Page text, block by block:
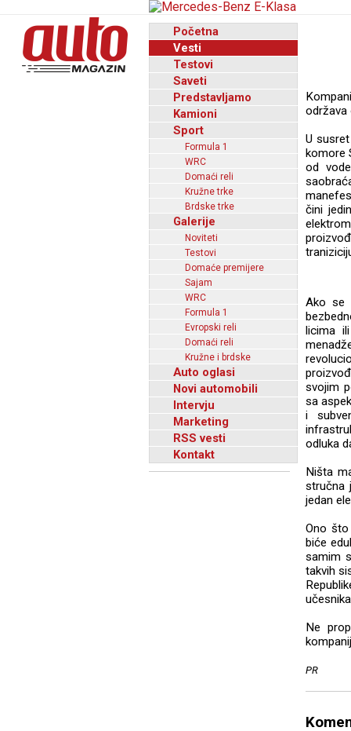
Početna
Vesti
Testovi
Saveti
Predstavljamo
Kamioni
Sport
Formula 1
WRC
Domaći reli
Kružne trke
Brdske trke
Galerije
Noviteti
Testovi
Domaće premijere
Sajam
WRC
Formula 1
Evropski reli
Domaći reli
Kružne i brdske
Auto oglasi
Novi automobili
Intervju
Marketing
RSS vesti
Kontakt
održava
U
komore
od
čini
Ako se
licima
svojim
sa
i
odluka
Ništa
stručna
jedan
Ono
biće
samim
takvih
Ne
PR